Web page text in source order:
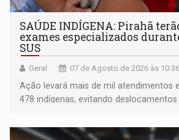
SAÚDE INDÍGENA: Pirahã
exames especializados
SUS
Geral 07 de Agosto de 2026 às 10:36
Ação levará mais de mil atendimentos
478 indígenas, evitando